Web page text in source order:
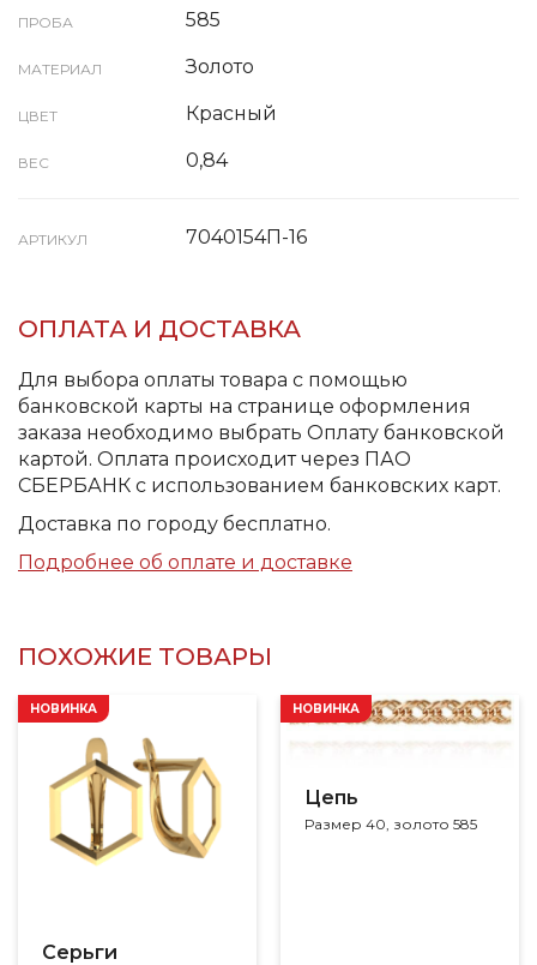
ПРОБА 585
МАТЕРИАЛ Золото
ЦВЕТ Красный
ВЕС 0,84
АРТИКУЛ 7040154П-16
ОПЛАТА И ДОСТАВКА
Для выбора оплаты товара с помощью
банковской карты на странице оформления
заказа необходимо выбрать Оплату банковской
картой. Оплата происходит через ПАО
СБЕРБАНК с использованием банковских карт.
Доставка по городу бесплатно.
Подробнее об оплате и доставке
ПОХОЖИЕ ТОВАРЫ
Серьги
НОВИНКА
Цепь
Размер 40, золото 585
НОВИНКА